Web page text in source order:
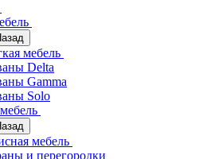
мебель
Delta
Gamma
Solo
мебель
и перегородки